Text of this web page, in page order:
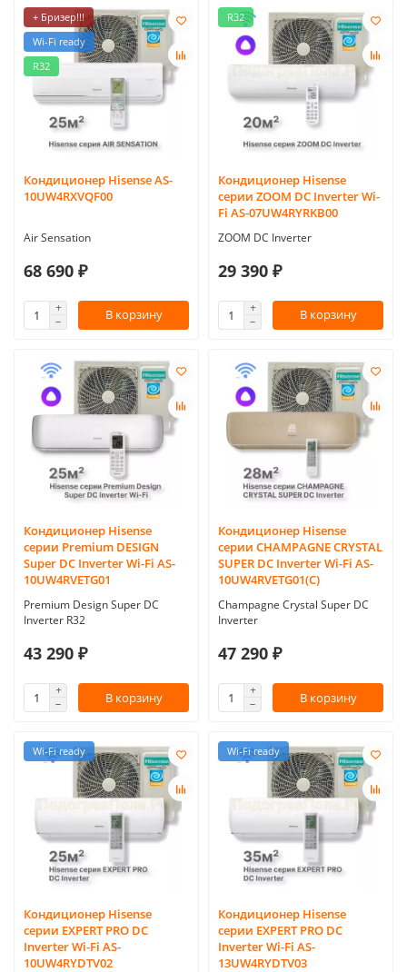
+ Бризер!!!
Wi-Fi ready
R32
Кондиционер Hisense AS-
10UW4RXVQF00
Air Sensation
68 690 ₽
В корзину
R32
Кондиционер Hisense
серии ZOOM DC Inverter Wi-
Fi AS-07UW4RYRKB00
ZOOM DC Inverter
29 390 ₽
В корзину
Кондиционер Hisense
серии Premium DESIGN
Super DC Inverter Wi-Fi AS-
10UW4RVETG01
Premium Design Super DC
Inverter R32
43 290 ₽
В корзину
Кондиционер Hisense
серии CHAMPAGNE CRYSTAL
SUPER DC Inverter Wi-Fi AS-
10UW4RVETG01(C)
Champagne Crystal Super DC
Inverter
47 290 ₽
В корзину
Wi-Fi ready
Кондиционер Hisense
серии EXPERT PRO DC
Inverter Wi-Fi AS-
10UW4RYDTV02
Wi-Fi ready
Кондиционер Hisense
серии EXPERT PRO DC
Inverter Wi-Fi AS-
13UW4RYDTV03